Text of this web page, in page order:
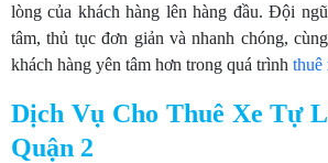
lòng của khách hàng lên hàng đầu. Đội
tâm, thủ tục đơn giản và nhanh chóng,
khách hàng yên tâm hơn trong quá trình thuê
Dịch Vụ Cho Thuê Xe Tự
Quận 2